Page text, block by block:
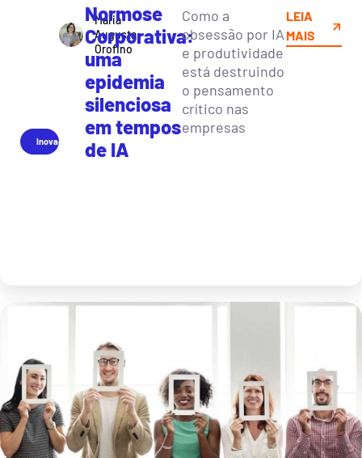
Inovação
Maria
Augusta
Orofino
Normose
Corporativa:
uma
epidemia
silenciosa
em tempos
de IA
Como a
obsessão por IA
e produtividade
está destruindo
o pensamento
crítico nas
empresas
LEIA
MAIS